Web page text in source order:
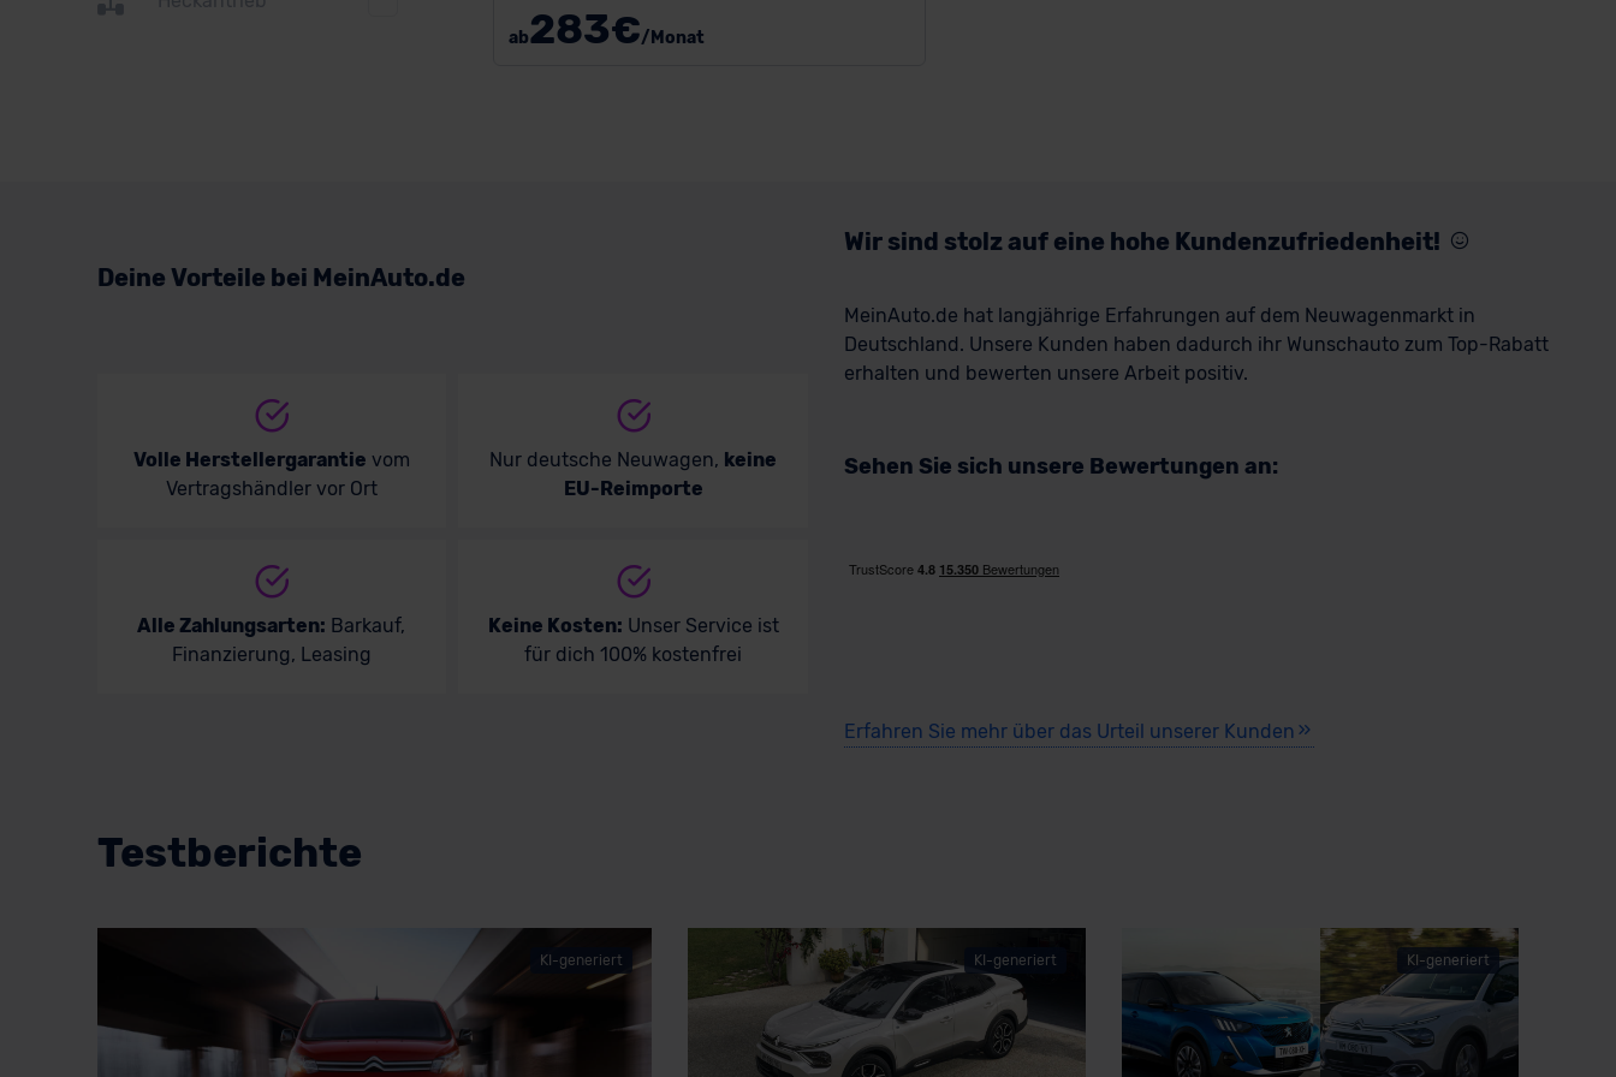
ab283€/Monat
Deine Vorteile bei MeinAuto.de
Volle Herstellergarantie vom
Vertragshändler vor Ort
Nur deutsche Neuwagen, keine
EU-Reimporte
Alle Zahlungsarten: Barkauf,
Finanzierung, Leasing
Keine Kosten: Unser Service ist
für dich 100% kostenfrei
Wir sind stolz auf eine hohe Kundenzufriedenheit!
MeinAuto.de hat langjährige Erfahrungen auf dem Neuwagenmarkt in
Deutschland. Unsere Kunden haben dadurch ihr Wunschauto zum Top-Rabatt
erhalten und bewerten unsere Arbeit positiv.
Sehen Sie sich unsere Bewertungen an:
Erfahren Sie mehr über das Urteil unserer Kunden
Testberichte
KI-generiert KI-generiert KI-generiert